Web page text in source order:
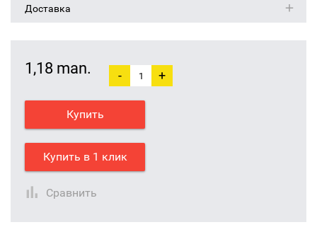
Доставка
1,18 man. - +
Купить
Купить в 1 клик
Сравнить